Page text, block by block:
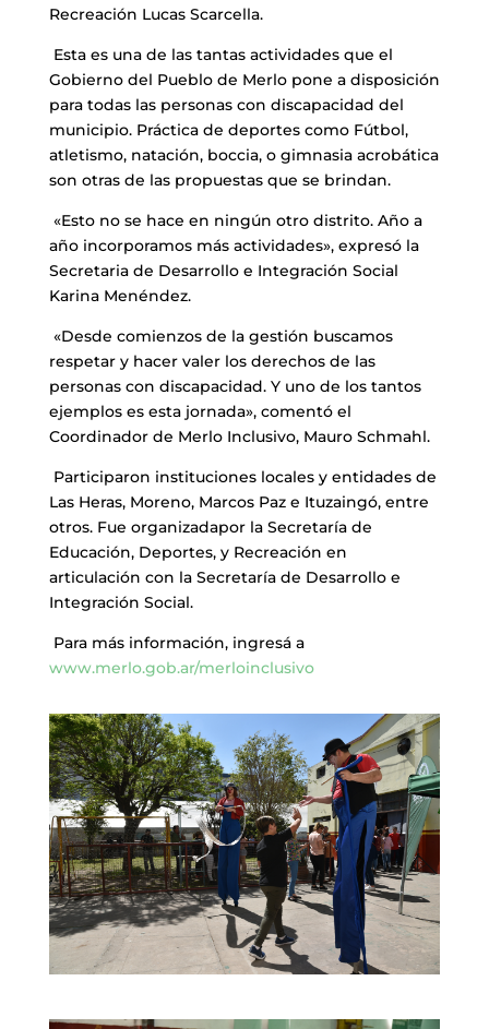
Recreación Lucas Scarcella.
Esta es una de las tantas actividades que el
Gobierno del Pueblo de Merlo pone a disposición
para todas las personas con discapacidad del
municipio. Práctica de deportes como Fútbol,
atletismo, natación, boccia, o gimnasia acrobática
son otras de las propuestas que se brindan.
«Esto no se hace en ningún otro distrito. Año a
año incorporamos más actividades», expresó la
Secretaria de Desarrollo e Integración Social
Karina Menéndez.
«Desde comienzos de la gestión buscamos
respetar y hacer valer los derechos de las
personas con discapacidad. Y uno de los tantos
ejemplos es esta jornada», comentó el
Coordinador de Merlo Inclusivo, Mauro Schmahl.
Participaron instituciones locales y entidades de
Las Heras, Moreno, Marcos Paz e Ituzaingó, entre
otros. Fue organizadapor la Secretaría de
Educación, Deportes, y Recreación en
articulación con la Secretaría de Desarrollo e
Integración Social.
Para más información, ingresá a
www.merlo.gob.ar/merloinclusivo